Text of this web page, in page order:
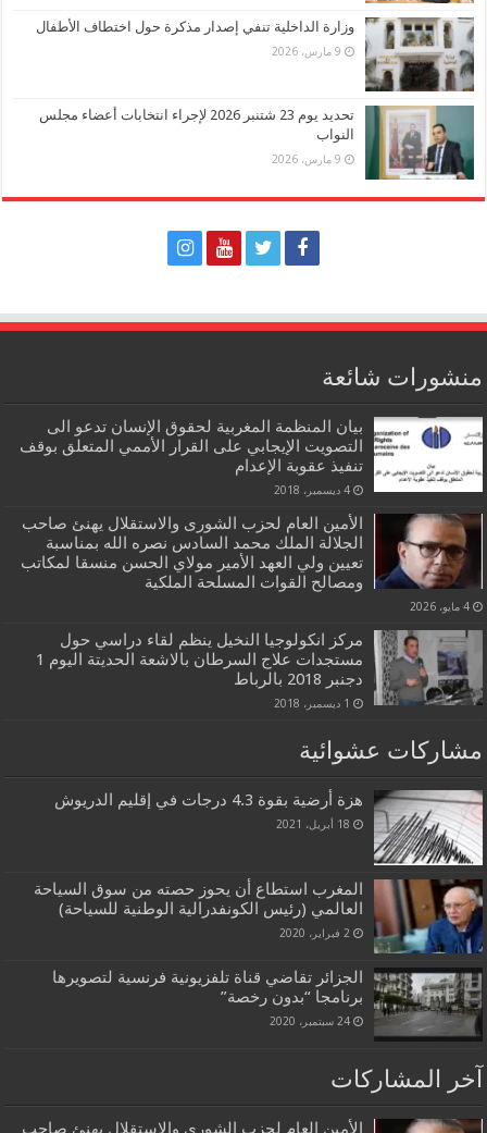
وزارة الداخلية تنفي إصدار مذكرة حول اختطاف الأطفال
9 مارس، 2026
تحديد يوم 23 شتنبر 2026 لإجراء انتخابات أعضاء مجلس
النواب
9 مارس، 2026
منشورات شائعة
بيان المنظمة المغربية لحقوق الإنسان تدعو الى
التصويت الإيجابي على القرار الأممي المتعلق بوقف
تنفيذ عقوبة الإعدام
4 ديسمبر، 2018
الأمين العام لحزب الشورى والاستقلال يهنئ صاحب
الجلالة الملك محمد السادس نصره الله بمناسبة
تعيين ولي العهد الأمير مولاي الحسن منسقا لمكاتب
ومصالح القوات المسلحة الملكية
4 مايو، 2026
مركز انكولوجيا النخيل ينظم لقاء دراسي حول
مستجدات علاج السرطان بالاشعة الحديتة اليوم 1
دجنبر 2018 بالرباط
1 ديسمبر، 2018
مشاركات عشوائية
هزة أرضية بقوة 4.3 درجات في إقليم الدريوش
18 أبريل، 2021
المغرب استطاع أن يحوز حصته من سوق السياحة
العالمي (رئيس الكونفدرالية الوطنية للسياحة)
2 فبراير، 2020
الجزائر تقاضي قناة تلفزيونية فرنسية لتصويرها
برنامجا “بدون رخصة”
24 سبتمبر، 2020
آخر المشاركات
الأمين العام لحزب الشورى والاستقلال يهنئ صاحب